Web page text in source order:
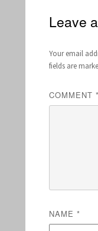
Leave
Your email
fields are
COMMENT *
NAME *